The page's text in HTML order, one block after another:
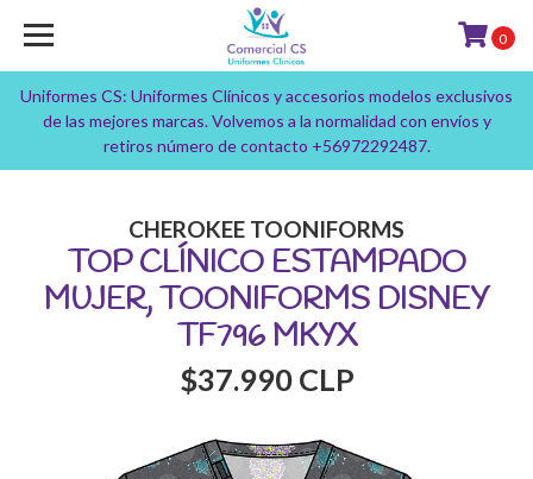
Uniformes CS: Uniformes Clínicos y accesorios modelos exclusivos
de las mejores marcas. Volvemos a la normalidad con envíos y
retiros número de contacto +56972292487.
0
CHEROKEE TOONIFORMS
TOP CLÍNICO ESTAMPADO
MUJER, TOONIFORMS DISNEY
TF796 MKYX
$37.990 CLP